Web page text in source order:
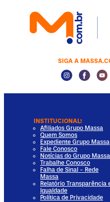
SIGA A
INSTITUCIONAL!
Afiliados Grupo Massa
Quem Somos
Expediente Grupo Massa
Fale Conosco
Notícias do Grupo Massa
Trabalhe Conosco
Falha de Sinal - Rede
Massa
Relatório Transparência
Igualdade
Política de Privacidade